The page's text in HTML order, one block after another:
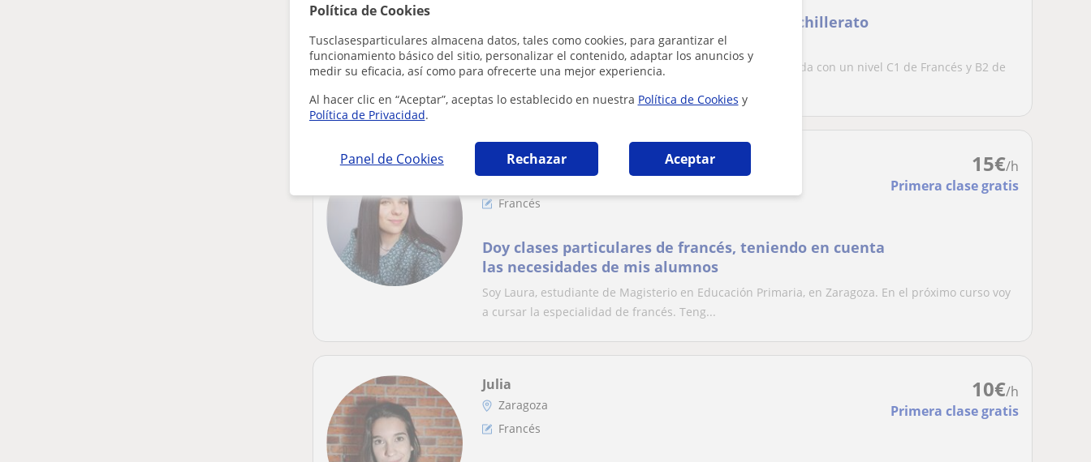
Política de Cookies
Tusclasesparticulares almacena datos, tales como cookies, para garantizar el
funcionamiento básico del sitio, personalizar el contenido, adaptar los anuncios y
medir su eficacia, así como para ofrecerte una mejor experiencia.
Al hacer clic en “Aceptar”, aceptas lo establecido en nuestra Política de Cookies y
Política de Privacidad.
Panel de Cookies Rechazar Aceptar
Clases particulares para primaria, ESO y bachillerato
(nivel B1/B2)
Estudiante de Periodismo amante de los idiomas. Certificada con un nivel C1 de Francés y B2 de
15€/h
Primera clase gratis
Laura
Zaragoza
Francés
Doy clases particulares de francés, teniendo en cuenta
las necesidades de mis alumnos
Soy Laura, estudiante de Magisterio en Educación Primaria, en Zaragoza. En el próximo curso voy
a cursar la especialidad de francés. Teng...
10€/h
Primera clase gratis
Julia
Zaragoza
Francés